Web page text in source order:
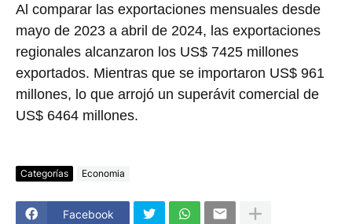
Al comparar las exportaciones mensuales desde
mayo de 2023 a abril de 2024, las exportaciones
regionales alcanzaron los US$ 7425 millones
exportados. Mientras que se importaron US$ 961
millones, lo que arrojó un superávit comercial de
US$ 6464 millones.
Categorías Economia
Facebook